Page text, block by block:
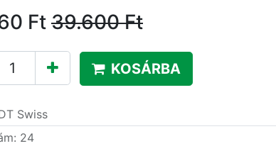
Ft 39.600Ft
KOSÁRBA
Swiss
: 24